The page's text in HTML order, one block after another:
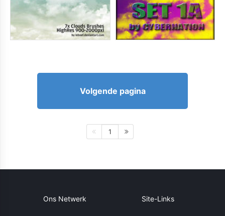
Volgende pagina
1
Ons Netwerk Site-Links